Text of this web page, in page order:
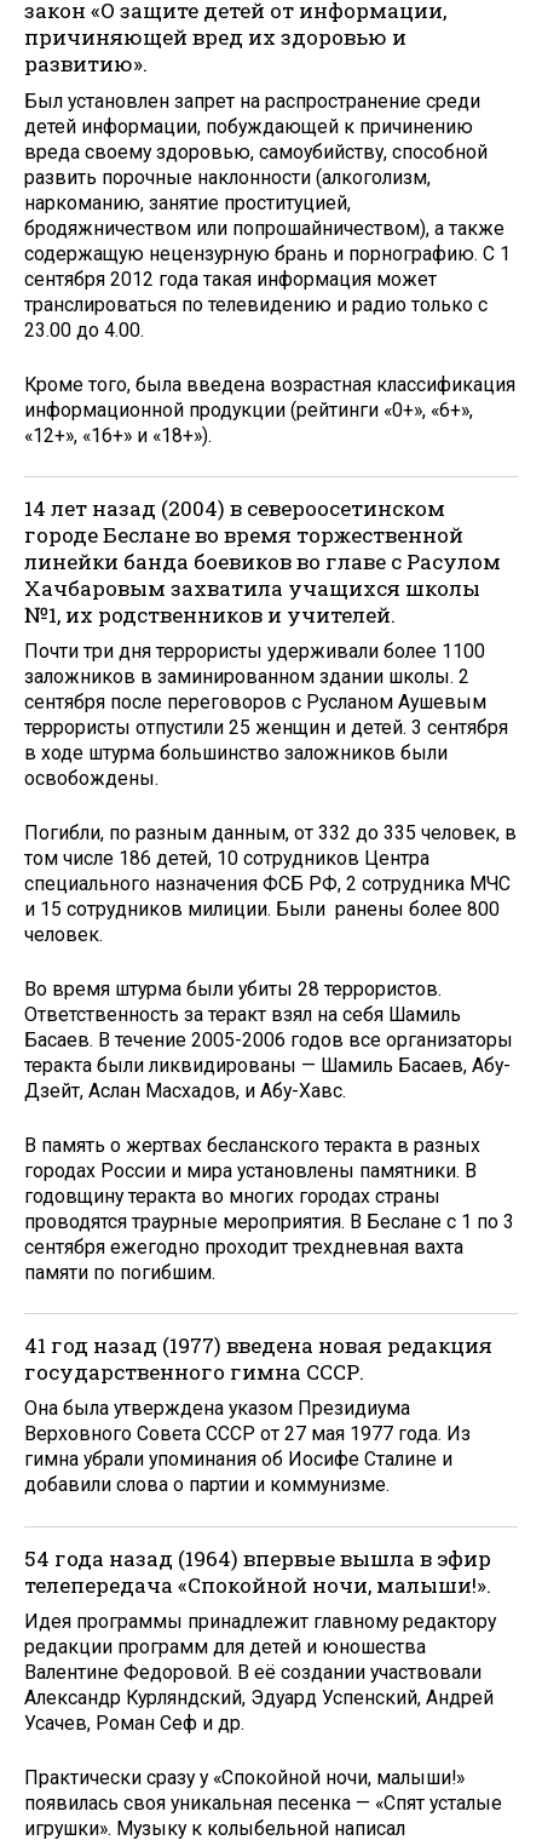
закон «О защи­те детей от информации,
причиняющей вред их здоровью и
развитию».
Был установлен запрет на распространение среди
детей информации, побуждающей к причинению
вреда своему здоровью, самоубийству, способной
развить порочные наклонности (алкоголизм,
наркоманию, занятие проституцией,
бродяжничеством или попрошайничеством), а также
содержащую нецензурную брань и порнографию. С 1
сентября 2012 года такая информация может
транслироваться по телевидению и радио только с
23.00 до 4.00.
Кроме того, была введена воз­растная классификация
информационной продукции (рей­тинги «0+», «6+»,
«12+», «16+» и «18+»).
14 лет назад (2004) в североосетинском
городе Беслане во время торжественной
линейки банда боевиков во главе с Расулом
Хачбаровым захватила учащихся школы
№1, их родственников и учителей.
Почти три дня террористы удерживали более 1100
заложников в заминированном здании школы. 2
сентября после переговоров с Русланом Аушевым
террористы отпустили 25 женщин и детей. 3 сентября
в ходе штурма большинство заложников были
освобождены.
Погибли, по разным данным, от 332 до 335 человек, в
том числе 186 детей, 10 сотрудников Центра
специального назначения ФСБ РФ, 2 сотрудника МЧС
и 15 сотрудников милиции. Были ранены более 800
человек.
Во время штурма были убиты 28 террористов.
Ответственность за теракт взял на себя Шамиль
Басаев. В течение 2005-2006 годов все организаторы
теракта были ликвидированы — Шамиль Басаев, Абу-
Дзейт, Аслан Масхадов, и Абу-Хавс.
В память о жертвах бесланского теракта в разных
городах России и мира установлены памятники. В
годовщину теракта во многих городах страны
проводятся траурные мероприятия. В Беслане с 1 по 3
сентября ежегодно проходит трехдневная вахта
памяти по погибшим.
41 год назад (1977) введена новая редакция
государствен­ного гимна СССР.
Она была утверждена указом Президиума
Верховного Совета СССР от 27 мая 1977 года. Из
гимна убрали упо­минания об Иосифе Сталине и
добавили слова о партии и коммунизме.
54 года назад (1964) впервые вышла в эфир
телепередача «Спокойной ночи, малыши!».
Идея программы принадлежит главному редактору
редакции программ для детей и юношества
Валентине Федоровой. В её создании участвовали
Александр Курляндский, Эдуард Успенский, Андрей
Усачев, Роман Сеф и др.
Практически сразу у «Спокойной ночи, малыши!»
появилась своя уникальная песенка — «Спят усталые
игрушки». Музыку к колыбельной написал